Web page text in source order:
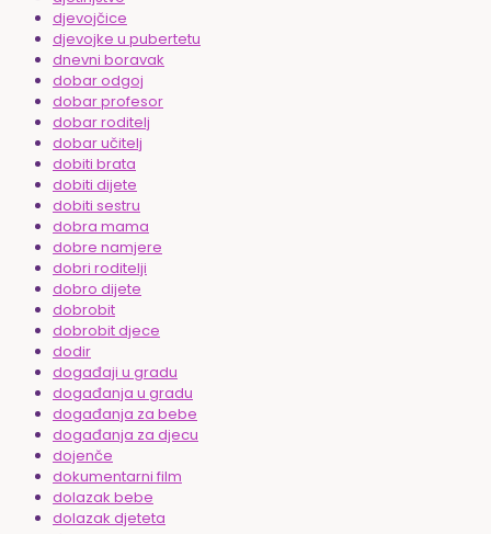
djevojčice
djevojke u pubertetu
dnevni boravak
dobar odgoj
dobar profesor
dobar roditelj
dobar učitelj
dobiti brata
dobiti dijete
dobiti sestru
dobra mama
dobre namjere
dobri roditelji
dobro dijete
dobrobit
dobrobit djece
dodir
događaji u gradu
događanja u gradu
događanja za bebe
događanja za djecu
dojenče
dokumentarni film
dolazak bebe
dolazak djeteta